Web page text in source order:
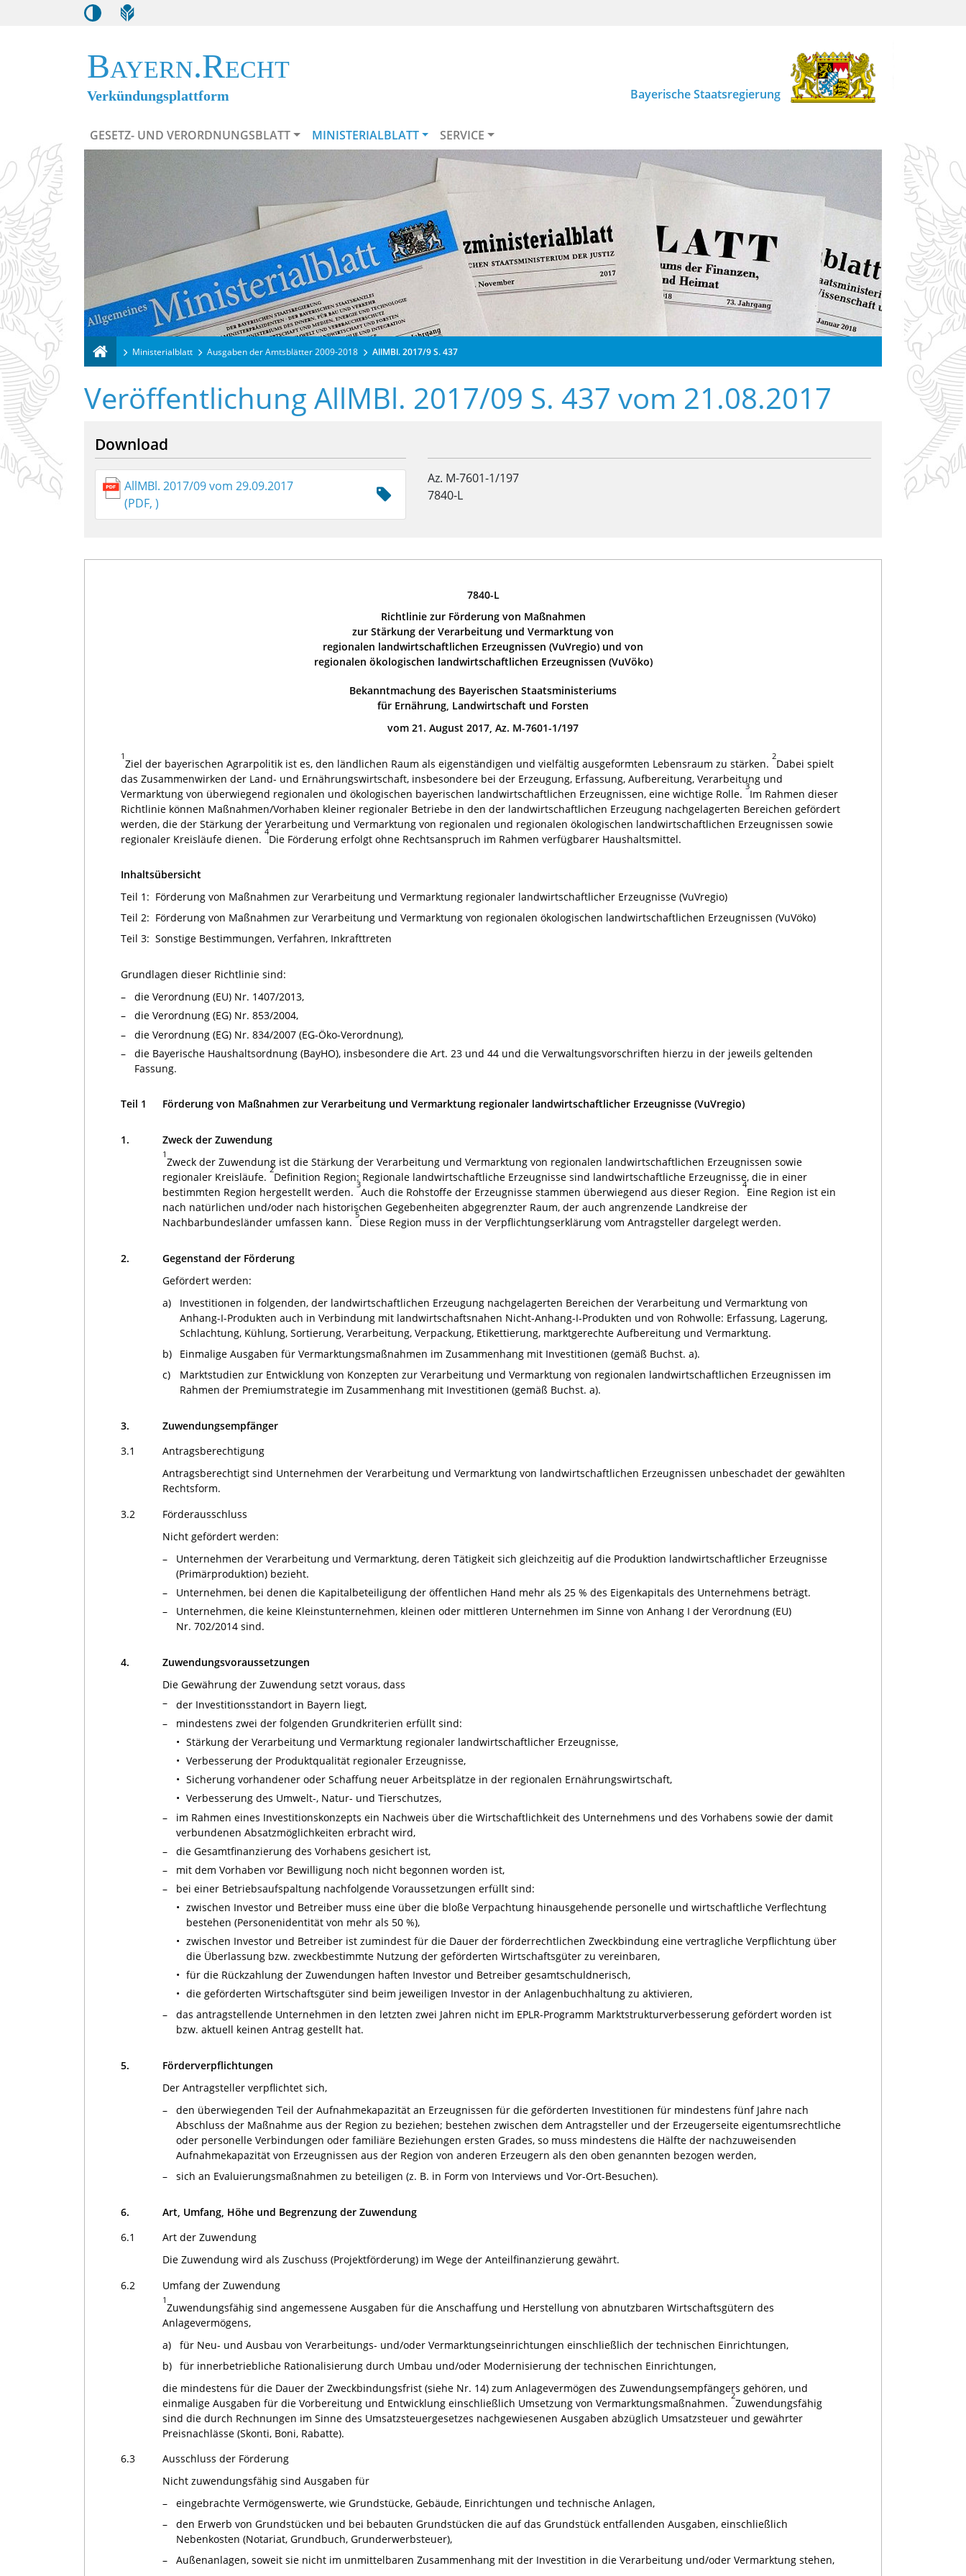
Bayern.Recht
Verkündungsplattform Bayerische Staatsregierung
GESETZ- UND VERORDNUNGSBLATT MINISTERIALBLATT SERVICE
Ministerialblatt Ausgaben der Amtsblätter 2009-2018 AllMBl. 2017/9 S. 437
Veröffentlichung AllMBl. 2017/09 S. 437 vom 21.08.2017
Download
AllMBl. 2017/09 vom 29.09.2017
(PDF, )
Az. M-7601-1/197
7840-L
7840-L
Richtlinie zur Förderung von Maßnahmen
zur Stärkung der Verarbeitung und Vermarktung von
regionalen landwirtschaftlichen Erzeugnissen (VuVregio) und von
regionalen ökologischen landwirtschaftlichen Erzeugnissen (VuVöko)
Bekanntmachung des Bayerischen Staatsministeriums
für Ernährung, Landwirtschaft und Forsten
vom 21. August 2017, Az. M-7601-1/197
1
Ziel der bayerischen Agrarpolitik ist es, den ländlichen Raum als eigenständigen und vielfältig ausgeformten Lebensraum zu stärken.
2
Dabei spielt
das Zusammenwirken der Land- und Ernährungswirtschaft, insbesondere bei der Erzeugung, Erfassung, Aufbereitung, Verarbeitung und
Vermarktung von überwiegend regionalen und ökologischen bayerischen landwirtschaftlichen Erzeugnissen, eine wichtige Rolle.
3
Im Rahmen dieser
Richtlinie können Maßnahmen/Vorhaben kleiner regionaler Betriebe in den der landwirtschaftlichen Erzeugung nachgelagerten Bereichen gefördert
werden, die der Stärkung der Verarbeitung und Vermarktung von regionalen und regionalen ökologischen landwirtschaftlichen Erzeugnissen sowie
regionaler Kreisläufe dienen.
4
Die Förderung erfolgt ohne Rechtsanspruch im Rahmen verfügbarer Haushaltsmittel.
Inhaltsübersicht
Teil 1: Förderung von Maßnahmen zur Verarbeitung und Vermarktung regionaler landwirtschaftlicher Erzeugnisse (VuVregio)
Teil 2: Förderung von Maßnahmen zur Verarbeitung und Vermarktung von regionalen ökologischen landwirtschaftlichen Erzeugnissen (VuVöko)
Teil 3: Sonstige Bestimmungen, Verfahren, Inkrafttreten
Grundlagen dieser Richtlinie sind:
–
die Verordnung (EU) Nr. 1407/2013,
–
die Verordnung (EG) Nr. 853/2004,
–
die Verordnung (EG) Nr. 834/2007 (EG-Öko-Verordnung),
–
die Bayerische Haushaltsordnung (BayHO), insbesondere die Art. 23 und 44 und die Verwaltungsvorschriften hierzu in der jeweils geltenden
Fassung.
Teil 1 Förderung von Maßnahmen zur Verarbeitung und Vermarktung regionaler landwirtschaftlicher Erzeugnisse (VuVregio)
1. Zweck der Zuwendung
1
Zweck der Zuwendung ist die Stärkung der Verarbeitung und Vermarktung von regionalen landwirtschaftlichen Erzeugnissen sowie
regionaler Kreisläufe.
2
Definition Region: Regionale landwirtschaftliche Erzeugnisse sind landwirtschaftliche Erzeugnisse, die in einer
bestimmten Region hergestellt werden.
3
Auch die Rohstoffe der Erzeugnisse stammen überwiegend aus dieser Region.
4
Eine Region ist ein
nach natürlichen und/oder nach historischen Gegebenheiten abgegrenzter Raum, der auch angrenzende Landkreise der
Nachbarbundesländer umfassen kann.
5
Diese Region muss in der Verpflichtungserklärung vom Antragsteller dargelegt werden.
2.
Gegenstand der Förderung
Gefördert werden:
a)
Investitionen in folgenden, der landwirtschaftlichen Erzeugung nachgelagerten Bereichen der Verarbeitung und Vermarktung von
Anhang-I-Produkten auch in Verbindung mit landwirtschaftsnahen Nicht-Anhang-I-Produkten und von Rohwolle: Erfassung, Lagerung,
Schlachtung, Kühlung, Sortierung, Verarbeitung, Verpackung, Etikettierung, marktgerechte Aufbereitung und Vermarktung.
b)
Einmalige Ausgaben für Vermarktungsmaßnahmen im Zusammenhang mit Investitionen (gemäß Buchst. a).
c)
Marktstudien zur Entwicklung von Konzepten zur Verarbeitung und Vermarktung von regionalen landwirtschaftlichen Erzeugnissen im
Rahmen der Premiumstrategie im Zusammenhang mit Investitionen (gemäß Buchst. a).
3.
Zuwendungsempfänger
3.1
Antragsberechtigung
Antragsberechtigt sind Unternehmen der Verarbeitung und Vermarktung von landwirtschaftlichen Erzeugnissen unbeschadet der gewählten
Rechtsform.
3.2
Förderausschluss
Nicht gefördert werden:
–
Unternehmen der Verarbeitung und Vermarktung, deren Tätigkeit sich gleichzeitig auf die Produktion landwirtschaftlicher Erzeugnisse
(Primärproduktion) bezieht.
–
Unternehmen, bei denen die Kapitalbeteiligung der öffentlichen Hand mehr als 25 % des Eigenkapitals des Unternehmens beträgt.
–
Unternehmen, die keine Kleinstunternehmen, kleinen oder mittleren Unternehmen im Sinne von Anhang I der Verordnung (EU)
Nr. 702/2014 sind.
4.
Zuwendungsvoraussetzungen
Die Gewährung der Zuwendung setzt voraus, dass
–
der Investitionsstandort in Bayern liegt,
–
mindestens zwei der folgenden Grundkriterien erfüllt sind:
• Stärkung der Verarbeitung und Vermarktung regionaler landwirtschaftlicher Erzeugnisse,
• Verbesserung der Produktqualität regionaler Erzeugnisse,
• Sicherung vorhandener oder Schaffung neuer Arbeitsplätze in der regionalen Ernährungswirtschaft,
• Verbesserung des Umwelt-, Natur- und Tierschutzes,
–
im Rahmen eines Investitionskonzepts ein Nachweis über die Wirtschaftlichkeit des Unternehmens und des Vorhabens sowie der damit
verbundenen Absatzmöglichkeiten erbracht wird,
–
die Gesamtfinanzierung des Vorhabens gesichert ist,
–
mit dem Vorhaben vor Bewilligung noch nicht begonnen worden ist,
–
bei einer Betriebsaufspaltung nachfolgende Voraussetzungen erfüllt sind:
• zwischen Investor und Betreiber muss eine über die bloße Verpachtung hinausgehende personelle und wirtschaftliche Verflechtung
bestehen (Personenidentität von mehr als 50 %),
• zwischen Investor und Betreiber ist zumindest für die Dauer der förderrechtlichen Zweckbindung eine vertragliche Verpflichtung über
die Überlassung bzw. zweckbestimmte Nutzung der geförderten Wirtschaftsgüter zu vereinbaren,
• für die Rückzahlung der Zuwendungen haften Investor und Betreiber gesamtschuldnerisch,
• die geförderten Wirtschaftsgüter sind beim jeweiligen Investor in der Anlagenbuchhaltung zu aktivieren,
–
das antragstellende Unternehmen in den letzten zwei Jahren nicht im EPLR-Programm Marktstrukturverbesserung gefördert worden ist
bzw. aktuell keinen Antrag gestellt hat.
5.
Förderverpflichtungen
Der Antragsteller verpflichtet sich,
–
den überwiegenden Teil der Aufnahmekapazität an Erzeugnissen für die geförderten Investitionen für mindestens fünf Jahre nach
Abschluss der Maßnahme aus der Region zu beziehen; bestehen zwischen dem Antragsteller und der Erzeugerseite eigentumsrechtliche
oder personelle Verbindungen oder familiäre Beziehungen ersten Grades, so muss mindestens die Hälfte der nachzuweisenden
Aufnahmekapazität von Erzeugnissen aus der Region von anderen Erzeugern als den oben genannten bezogen werden,
–
sich an Evaluierungsmaßnahmen zu beteiligen (z. B. in Form von Interviews und Vor-Ort-Besuchen).
6.
Art, Umfang, Höhe und Begrenzung der Zuwendung
6.1
Art der Zuwendung
Die Zuwendung wird als Zuschuss (Projektförderung) im Wege der Anteilfinanzierung gewährt.
6.2
Umfang der Zuwendung
1
Zuwendungsfähig sind angemessene Ausgaben für die Anschaffung und Herstellung von abnutzbaren Wirtschaftsgütern des
Anlagevermögens,
a)
für Neu- und Ausbau von Verarbeitungs- und/oder Vermarktungseinrichtungen einschließlich der technischen Einrichtungen,
b)
für innerbetriebliche Rationalisierung durch Umbau und/oder Modernisierung der technischen Einrichtungen,
die mindestens für die Dauer der Zweckbindungsfrist (siehe Nr. 14) zum Anlagevermögen des Zuwendungsempfängers gehören, und
einmalige Ausgaben für die Vorbereitung und Entwicklung einschließlich Umsetzung von Vermarktungsmaßnahmen.
2
Zuwendungsfähig
sind die durch Rechnungen im Sinne des Umsatzsteuergesetzes nachgewiesenen Ausgaben abzüglich Umsatzsteuer und gewährter
Preisnachlässe (Skonti, Boni, Rabatte).
6.3
Ausschluss der Förderung
Nicht zuwendungsfähig sind Ausgaben für
–
eingebrachte Vermögenswerte, wie Grundstücke, Gebäude, Einrichtungen und technische Anlagen,
–
den Erwerb von Grundstücken und bei bebauten Grundstücken die auf das Grundstück entfallenden Ausgaben, einschließlich
Nebenkosten (Notariat, Grundbuch, Grunderwerbsteuer),
–
Außenanlagen, soweit sie nicht im unmittelbaren Zusammenhang mit der Investition in die Verarbeitung und/oder Vermarktung stehen,